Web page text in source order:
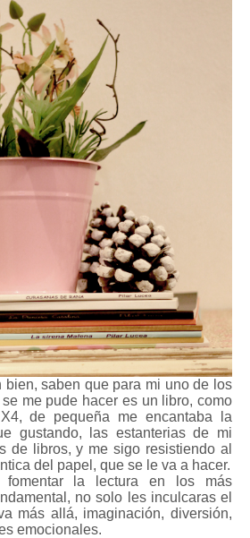
bien, saben que para mi uno de los
me pude hacer es un libro, como
de pequeña me encantaba la
gustando, las estanterias de mi
de libros, y me sigo resistiendo al
del papel, que se le va a hacer.
la lectura en los más
no solo les inculcaras el
más allá, imaginación, diversión,
emocionales.